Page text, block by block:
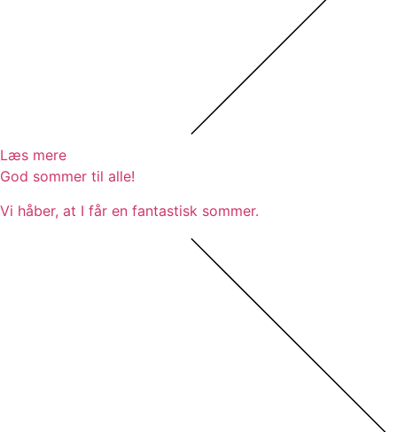
Læs mere
God sommer til alle!
Vi håber, at I får en fantastisk sommer.